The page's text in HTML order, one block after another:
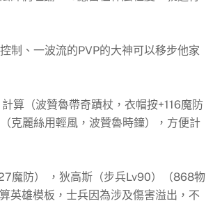
制、一波流的PVP的大神可以移步他家
算（波贊魯帶奇蹟杖，衣帽按+116魔防
克麗絲用輕風，波贊魯時鐘），方便計
魔防） ，狄高斯（步兵Lv90）（868物
英雄模板，士兵因為涉及傷害溢出，不